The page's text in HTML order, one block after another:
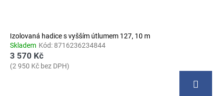
Izolovaná hadice s vyšším útlumem 127, 10 m
Skladem Kód: 8716236234844
3 570 Kč
(2 950 Kč bez DPH)